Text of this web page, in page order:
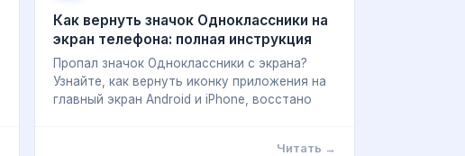
Как вернуть значок Одноклассники на
экран телефона: полная инструкция
Пропал значок Одноклассники с экрана?
Узнайте, как вернуть иконку приложения на
главный экран Android и iPhone, восстано
Читать →